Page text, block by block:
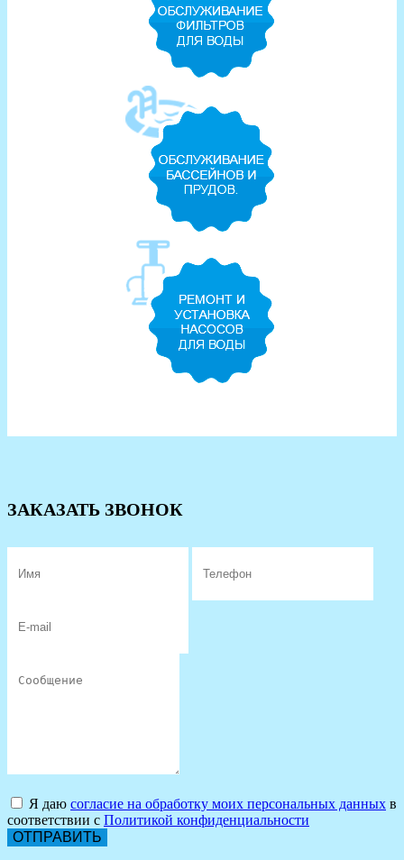
ЗАКАЗАТЬ ЗВОНОК
Я даю согласие на обработку моих персональных данных в
соответствии с Политикой конфиденциальности
ОТПРАВИТЬ